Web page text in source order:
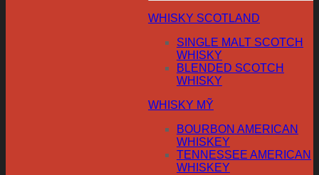
WHISKY SCOTLAND
SINGLE MALT SCOTCH
WHISKY
BLENDED SCOTCH
WHISKY
WHISKY MỸ
BOURBON AMERICAN
WHISKEY
TENNESSEE AMERICAN
WHISKEY